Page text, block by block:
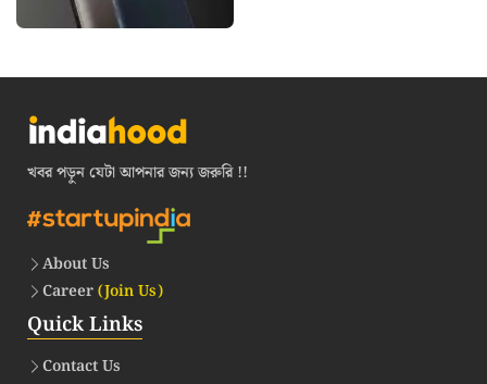
খবর পড়ুন যেটা আপনার জন্য জরুরি !!
About Us
Career(Join Us)
Quick Links
Contact Us